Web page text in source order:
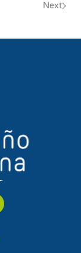
Next